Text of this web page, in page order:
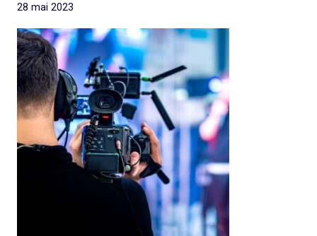
28 mai 2023